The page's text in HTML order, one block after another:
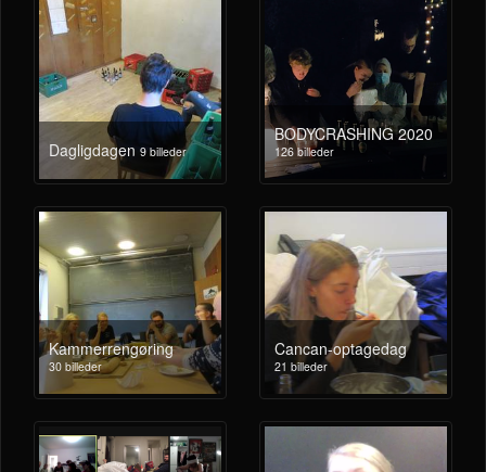
Dagligdagen 9 billeder
BODYCRASHING 2020
126 billeder
Kammerrengøring
30 billeder
Cancan-optagedag
21 billeder